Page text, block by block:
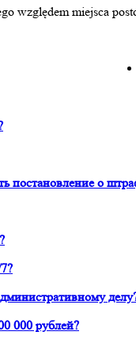
względem miejsca
постановление о
000 рублей?